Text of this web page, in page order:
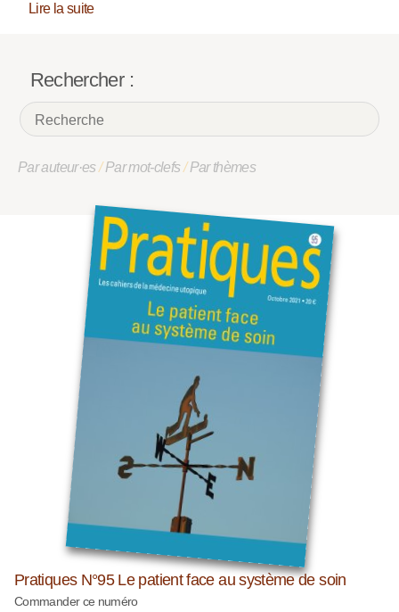
Lire la suite
Rechercher :
Par auteur·es/Par mot-clefs/Par thèmes
Pratiques N°95 Le patient face au système de soin
Commander ce numéro